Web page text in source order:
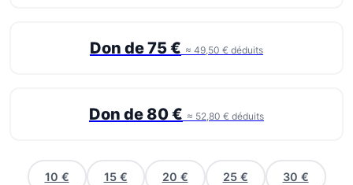
Don de 75 € ≈ 49,50 € déduits
Don de 80 € ≈ 52,80 € déduits
10 € 15 € 20 € 25 € 30 €